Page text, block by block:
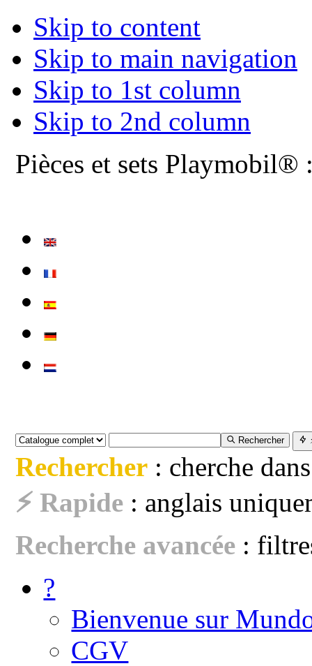
Skip to content
Skip to main navigation
Skip to 1st column
Skip to 2nd column
Pièces et sets Playmobil®
Rechercher
Rechercher : cherche
⚡ Rapide : anglais
Recherche avancée :
?
Bienvenue sur
CGV